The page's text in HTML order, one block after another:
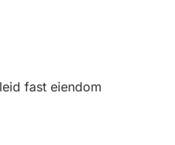
fast eiendom